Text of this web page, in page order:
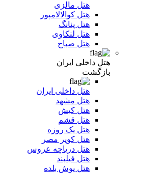
هتل مالزی
هتل کوالالامپور
هتل پنانگ
هتل لنکاوی
هتل صباح
هتل داخلی ایران
بازگشت
هتل داخلی ایران
هتل مشهد
هتل کیش
هتل قشم
هتل یک روزه
هتل کویر مصر
هتل دریاچه عروس
هتل فیلبند
هتل یوش بلده